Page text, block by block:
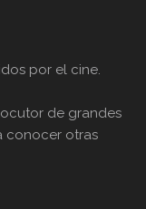
por el cine.
de grandes
conocer otras